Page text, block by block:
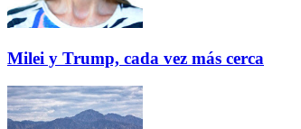
Milei y Trump, cada vez más cerca